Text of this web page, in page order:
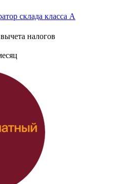
склада класса А
налогов